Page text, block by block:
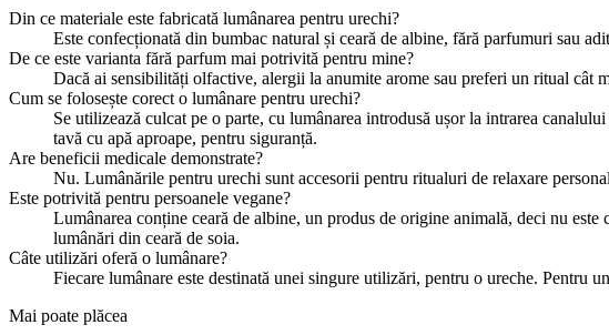
Din ce materiale este fabricată lumânarea pentru urechi?
Este confecționată din bumbac natural și ceară de albine, fără parfumuri sau
De ce este varianta fără parfum mai potrivită pentru mine?
Dacă ai sensibilități olfactive, alergii la anumite arome sau preferi un ritual cât
Cum se folosește corect o lumânare pentru urechi?
Se utilizează culcat pe o parte, cu lumânarea introdusă ușor la intrarea
tavă cu apă aproape, pentru siguranță.
Are beneficii medicale demonstrate?
Nu. Lumânările pentru urechi sunt accesorii pentru ritualuri de relaxare
Este potrivită pentru persoanele vegane?
Lumânarea conține ceară de albine, un produs de origine animală, deci nu
lumânări din ceară de soia.
Câte utilizări oferă o lumânare?
Fiecare lumânare este destinată unei singure utilizări, pentru o ureche. Pentru
Mai poate plăcea